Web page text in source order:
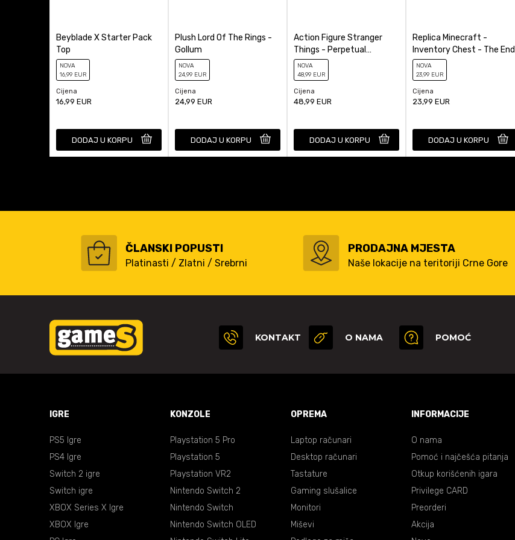
Beyblade X Starter Pack
Top
NOVA
16,99 EUR
Cijena
16,99 EUR
DODAJ U KORPU
Plush Lord Of The Rings -
Gollum
NOVA
24,99 EUR
Cijena
24,99 EUR
DODAJ U KORPU
Action Figure Stranger
Things - Perpetual
Calendar Demogorgon
NOVA
48,99 EUR
Cijena
48,99 EUR
DODAJ U KORPU
Replica Minecraft -
Inventory Chest - The End
NOVA
23,99 EUR
Cijena
23,99 EUR
DODAJ U KORPU
ČLANSKI POPUSTI
Platinasti / Zlatni / Srebrni
PRODAJNA MJESTA
Naše lokacije na teritoriji Crne Gore
KONTAKT O NAMA POMOĆ
IGRE
PS5 Igre
PS4 Igre
Switch 2 igre
Switch igre
XBOX Series X Igre
XBOX Igre
KONZOLE
Playstation 5 Pro
Playstation 5
Playstation VR2
Nintendo Switch 2
Nintendo Switch
Nintendo Switch OLED
OPREMA
Laptop računari
Desktop računari
Tastature
Gaming slušalice
Monitori
Miševi
INFORMACIJE
O nama
Pomoć i najčešća pitanja
Otkup korišćenih igara
Privilege CARD
Preorderi
Akcija